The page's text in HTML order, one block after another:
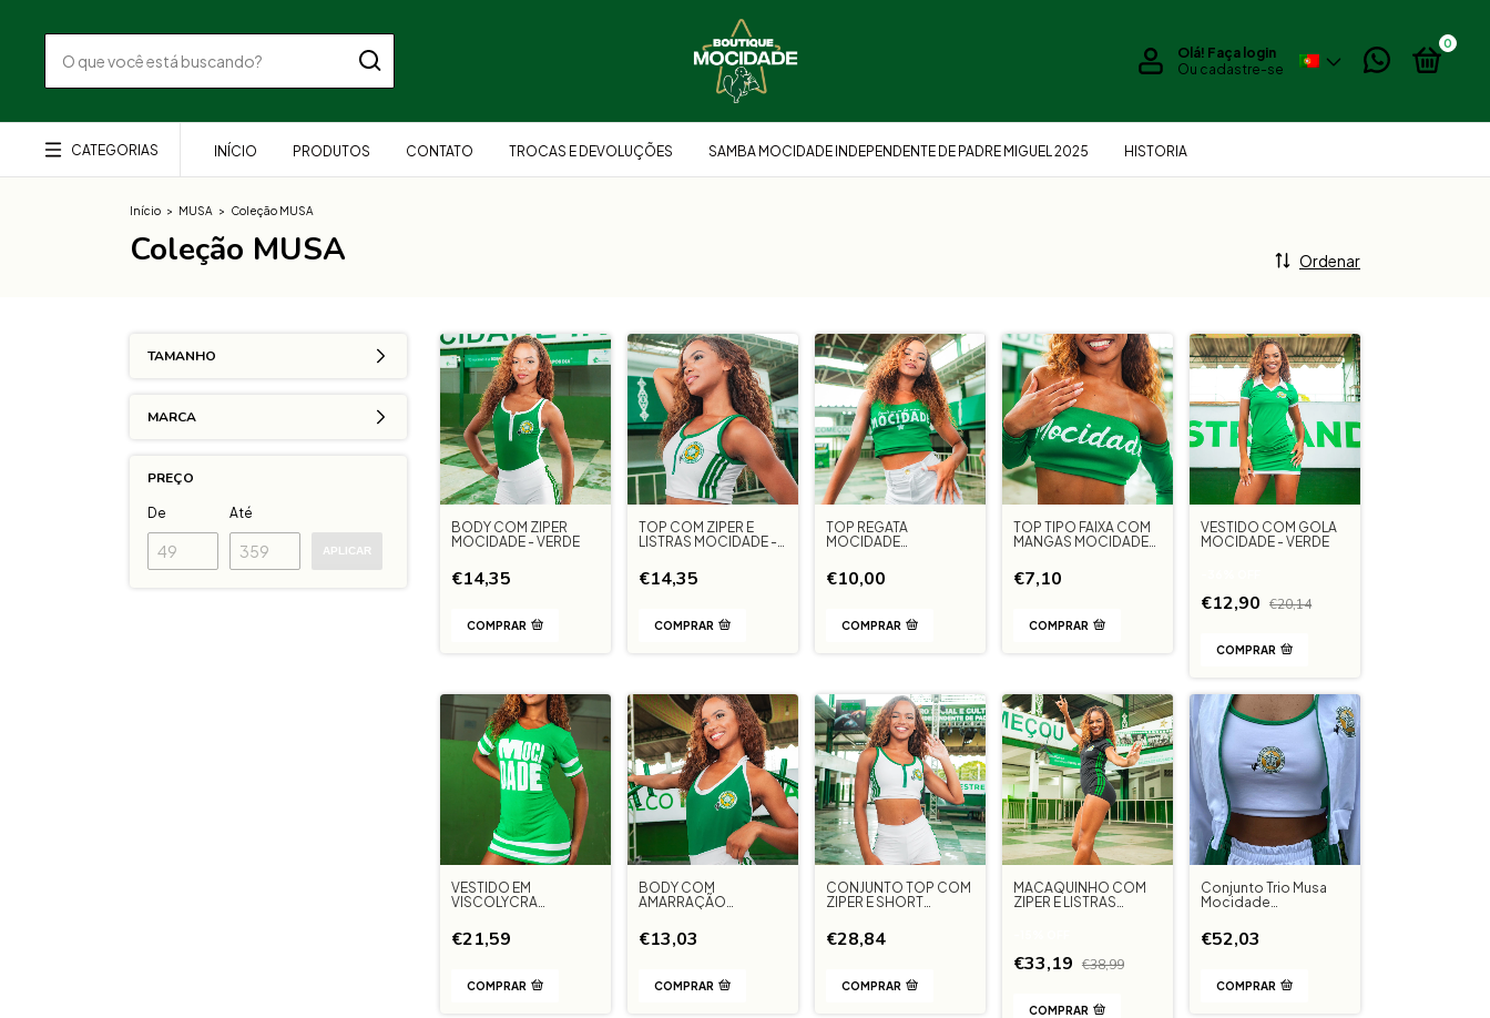
Olá! Faça login
Ou cadastre-se
0
CATEGORIAS INÍCIO PRODUTOS CONTATO TROCAS E DEVOLUÇÕES SAMBA MOCIDADE INDEPENDENTE DE PADRE MIGUEL 2025 HISTORIA
Início > MUSA > Coleção MUSA
Coleção MUSA Ordenar
TAMANHO
MARCA
PREÇO
De Até
APLICAR
BODY COM ZIPER
MOCIDADE - VERDE
€14,35
COMPRAR
TOP COM ZIPER E
LISTRAS MOCIDADE -
€14,35
COMPRAR
TOP REGATA
MOCIDADE
VERDE
€10,00
COMPRAR
TOP TIPO FAIXA COM
MANGAS MOCIDADE
MOCIDADE
€7,10
COMPRAR
VESTIDO COM GOLA
MOCIDADE - VERDE
€12,90 €20,14
COMPRAR
VESTIDO EM
VISCOLYCRA
€21,59
COMPRAR
BODY COM
AMARRAÇÃO
€13,03
COMPRAR
CONJUNTO TOP COM
ZIPER E SHORT
BRANCO
€28,84
COMPRAR
MACAQUINHO COM
ZIPER E LISTRAS
€33,19 €38,99
COMPRAR
Conjunto Trio Musa
Mocidade
€52,03
COMPRAR